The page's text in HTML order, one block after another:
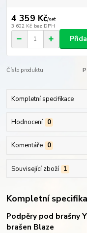
4 359 Kč/set
3 602 Kč bez DPH
Číslo produktu:
Kompletní specifikace
Hodnocení 0
Komentáře 0
Související zboží 1
Kompletní
Podpěry pod brašny
brašen Blaze